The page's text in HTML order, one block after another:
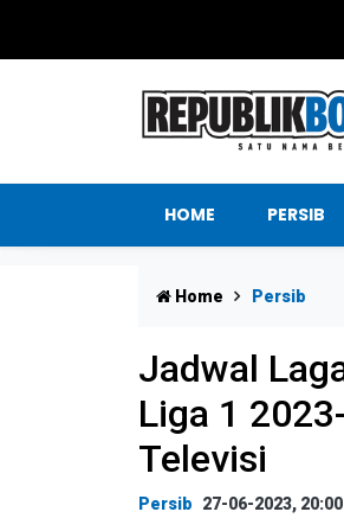
HOME PERSIB
Home Persib
Jadwal
Liga 1
Televisi
Persib 27-06-2023, 20:00